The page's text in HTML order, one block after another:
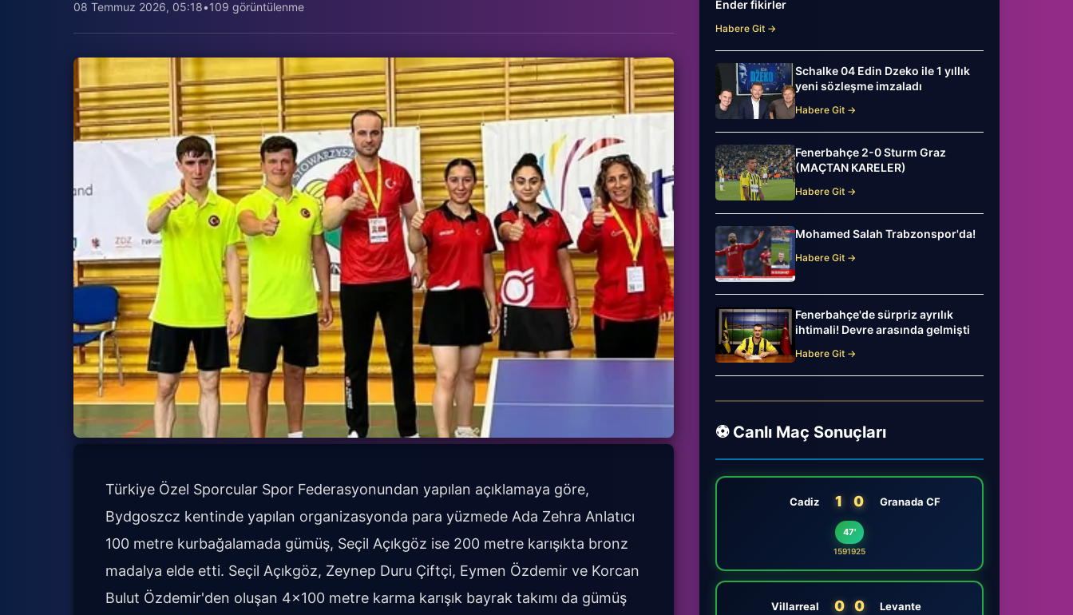
08 Temmuz 2026, 05:18•109 görüntülenme
Türkiye Özel Sporcular Spor Federasyonundan yapılan açıklamaya göre,
Bydgoszcz kentinde yapılan organizasyonda para yüzmede Ada Zehra Anlatıcı
100 metre kurbağalamada gümüş, Seçil Açıkgöz ise 200 metre karışıkta bronz
madalya elde etti. Seçil Açıkgöz, Zeynep Duru Çiftçi, Eymen Özdemir ve Korcan
Bulut Özdemir'den oluşan 4x100 metre karma karışık bayrak takımı da gümüş
Ender fikirler
Habere Git →
Schalke 04 Edin Dzeko ile 1 yıllık
yeni sözleşme imzaladı
Habere Git →
Fenerbahçe 2-0 Sturm Graz
(MAÇTAN KARELER)
Habere Git →
Mohamed Salah Trabzonspor'da!
Habere Git →
Fenerbahçe'de sürpriz ayrılık
ihtimali! Devre arasında gelmişti
Habere Git →
⚽ Canlı Maç Sonuçları
Cadiz 1 0 Granada CF
47'
1591925
Villarreal 0 0 Levante